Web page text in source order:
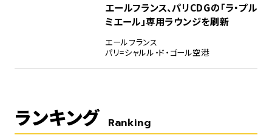
エールフランス、パリCDGの「ラ・プル
ミエール」専用ラウンジを刷新
エールフランス
パリ=シャルル・ド・ゴール空港
ランキング Ranking